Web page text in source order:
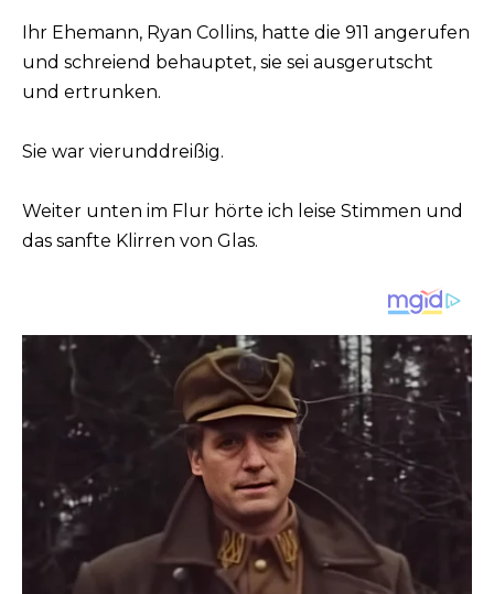
Ihr Ehemann, Ryan Collins, hatte die 911 angerufen
und schreiend behauptet, sie sei ausgerutscht
und ertrunken.
Sie war vierunddreißig.
Weiter unten im Flur hörte ich leise Stimmen und
das sanfte Klirren von Glas.